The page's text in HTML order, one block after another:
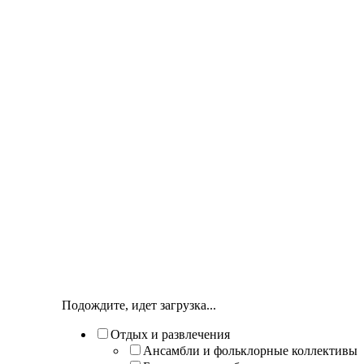
Подождите, идет загрузка...
Отдых и развлечения
Ансамбли и фольклорные коллективы